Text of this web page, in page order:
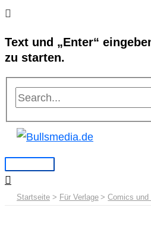
Text und „Enter“
zu starten.
Zum
springen
Startseite Für Verlage Comics und